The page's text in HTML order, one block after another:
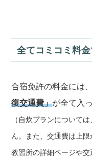
全てコミコミ料
合宿免許の料金には
復交通費」が全て入
（自炊プランについて
ん。また、交通費は上
教習所の詳細ページや